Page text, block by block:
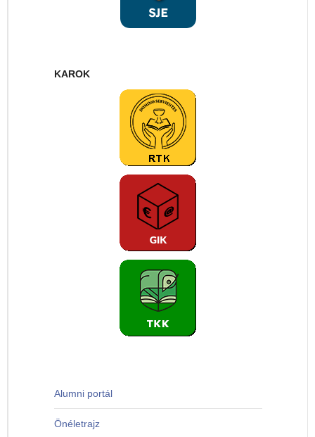
KAROK
Alumni portál
Önéletrajz